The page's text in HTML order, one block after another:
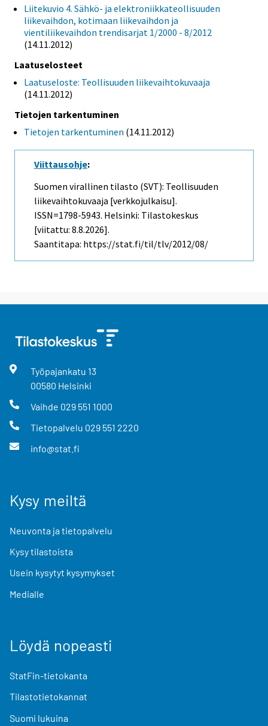
Liitekuvio 4. Sähkö- ja elektroniikkateollisuuden
liikevaihdon, kotimaan liikevaihdon ja
vientiliikevaihdon trendisarjat 1/2000 - 8/2012
(14.11.2012)
Laatuselosteet
Laatuseloste: Teollisuuden liikevaihtokuvaaja
(14.11.2012)
Tietojen tarkentuminen
Tietojen tarkentuminen (14.11.2012)
Viittausohje:
Suomen virallinen tilasto (SVT): Teollisuuden
liikevaihtokuvaaja [verkkojulkaisu].
ISSN=1798-5943. Helsinki: Tilastokeskus
[viitattu: 8.8.2026].
Saantitapa: https://stat.fi/til/tlv/2012/08/
Työpajankatu 13
00580 Helsinki
Vaihde 029 551 1000
Tietopalvelu 029 551 2220
info@stat.fi
Kysy meiltä
Neuvonta ja tietopalvelu
Kysy tilastoista
Usein kysytyt kysymykset
Medialle
Löydä nopeasti
StatFin-tietokanta
Tilastotietokannat
Suomi lukuina